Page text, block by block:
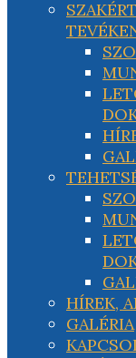
HÍREK,
GALÉRIA